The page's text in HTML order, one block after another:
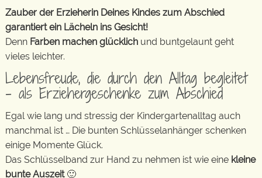
Zauber der Erzieherin Deines Kindes zum Abschied
garantiert ein Lächeln ins Gesicht!
Denn Farben machen glücklich und buntgelaunt geht
vieles leichter.
Lebensfreude, die durch den Alltag begleitet
– als Erziehergeschenke zum Abschied
Egal wie lang und stressig der Kindergartenalltag auch
manchmal ist … Die bunten Schlüsselanhänger schenken
einige Momente Glück.
Das Schlüsselband zur Hand zu nehmen ist wie eine kleine
bunte Auszeit🙂